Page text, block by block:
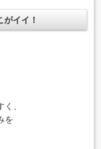
がイイ！
、
を